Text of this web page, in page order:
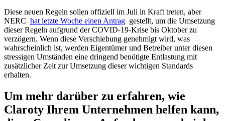
Diese neuen Regeln sollen offiziell im Juli in Kraft treten, aber
NERC hat letzte Woche einen Antrag gestellt, um die Umsetzung
dieser Regeln aufgrund der COVID-19-Krise bis Oktober zu
verzögern. Wenn diese Verschiebung genehmigt wird, was
wahrscheinlich ist, werden Eigentümer und Betreiber unter diesen
stressigen Umständen eine dringend benötigte Entlastung mit
zusätzlicher Zeit zur Umsetzung dieser wichtigen Standards
erhalten.
Um mehr darüber zu erfahren, wie
Claroty Ihrem Unternehmen helfen kann,